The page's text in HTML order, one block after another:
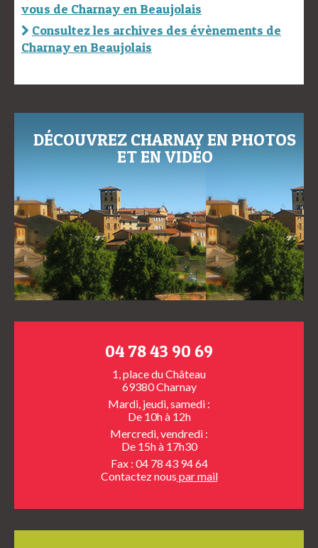
vous de Charnay en Beaujolais
Consultez les archives des évènements de
Charnay en Beaujolais
DÉCOUVREZ CHARNAY EN PHOTOS
ET EN VIDÉO
04 78 43 90 69
1, place du Château
69380 Charnay
Mardi, jeudi, samedi :
De 10h à 12h
Mercredi, vendredi :
De 15h à 17h30
Fax : 04 78 43 94 64
Contactez nous par mail